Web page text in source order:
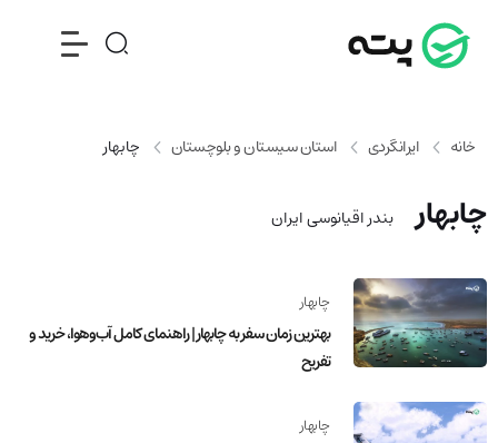
خانه ایرانگردی استان سیستان و بلوچستان چابهار
چابهار بندر اقیانوسی ایران
چابهار
بهترین زمان سفر به چابهار | راهنمای کامل آب‌وهوا، خرید و
تفریح
چابهار